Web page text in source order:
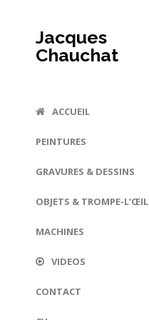
Jacques
Chauchat
ACCUEIL
PEINTURES
GRAVURES & DESSINS
OBJETS & TROMPE-L’ŒIL
MACHINES
VIDEOS
CONTACT